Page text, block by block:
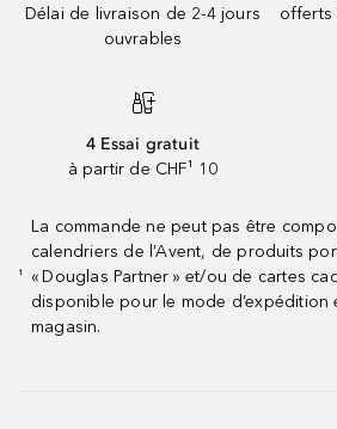
Délai de livraison de 2-4 jours
ouvrables
offerts
4 Essai gratuit
à partir de CHF¹ 10
¹
La commande ne peut pas être
calendriers de l’Avent, de produits
« Douglas Partner » et/ou de cartes
disponible pour le mode d’expédition
magasin.